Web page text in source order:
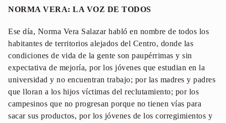
NORMA VERA: LA VOZ DE TODOS
Ese día, Norma Vera Salazar habló en nombre de todos los
habitantes de territorios alejados del Centro, donde las
condiciones de vida de la gente son paupérrimas y sin
expectativa de mejoría, por los jóvenes que estudian en la
universidad y no encuentran trabajo; por las madres y padres
que lloran a los hijos víctimas del reclutamiento; por los
campesinos que no progresan porque no tienen vías para
sacar sus productos, por los jóvenes de los corregimientos y